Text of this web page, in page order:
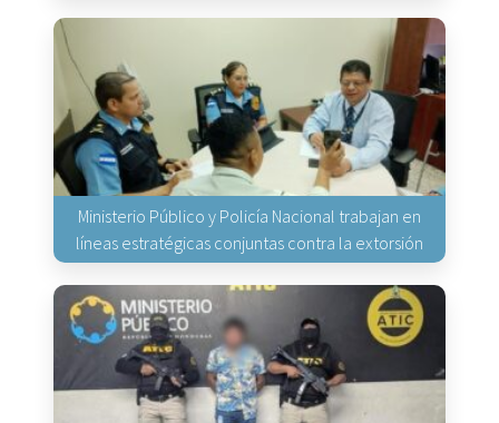
Ministerio Público y Policía Nacional trabajan en
líneas estratégicas conjuntas contra la extorsión